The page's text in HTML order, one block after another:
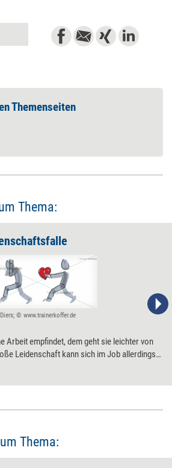
Themenseiten
Thema:
© www.trainerkoffer.de
Arbeit empfindet, dem geht sie leichter von
Leidenschaft kann sich im Job allerdings
Thema: